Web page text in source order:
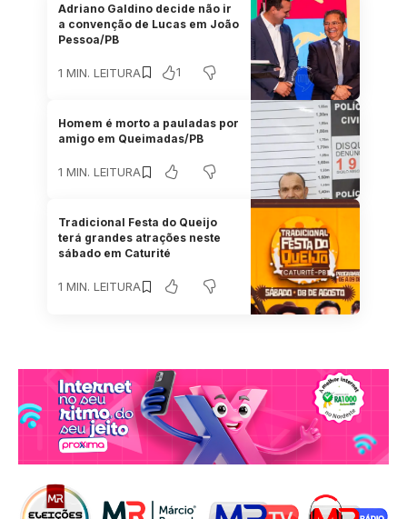
Adriano Galdino decide não ir
a convenção de Lucas em João
Pessoa/PB
1 MIN. LEITURA 1
Homem é morto a pauladas por
amigo em Queimadas/PB
1 MIN. LEITURA
Tradicional Festa do Queijo
terá grandes atrações neste
sábado em Caturité
1 MIN. LEITURA